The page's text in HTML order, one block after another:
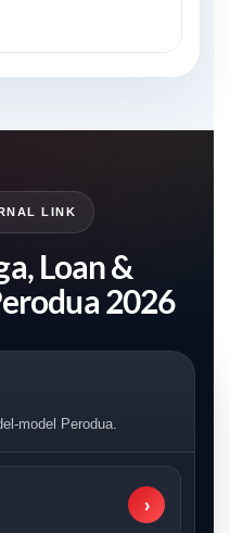
LINK
Loan &
2026
model Perodua.
›